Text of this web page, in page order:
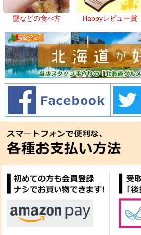
蟹などの食べ方 Happyレビュー賞